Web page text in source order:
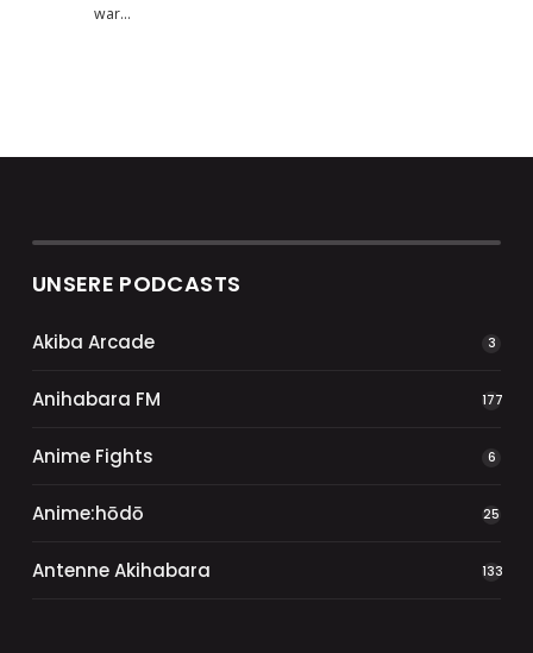
war…
UNSERE PODCASTS
Akiba Arcade 3
Anihabara FM 177
Anime Fights 6
Anime:hōdō 25
Antenne Akihabara 133